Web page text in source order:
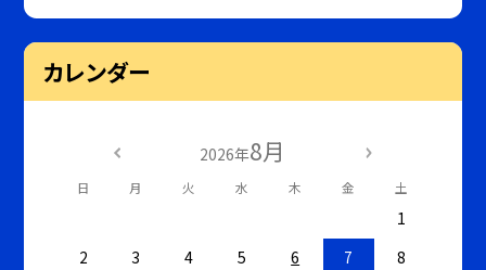
カレンダー
2026年8月
日 月 火 水 木 金 土
1
2
3 4 5 6 7
8